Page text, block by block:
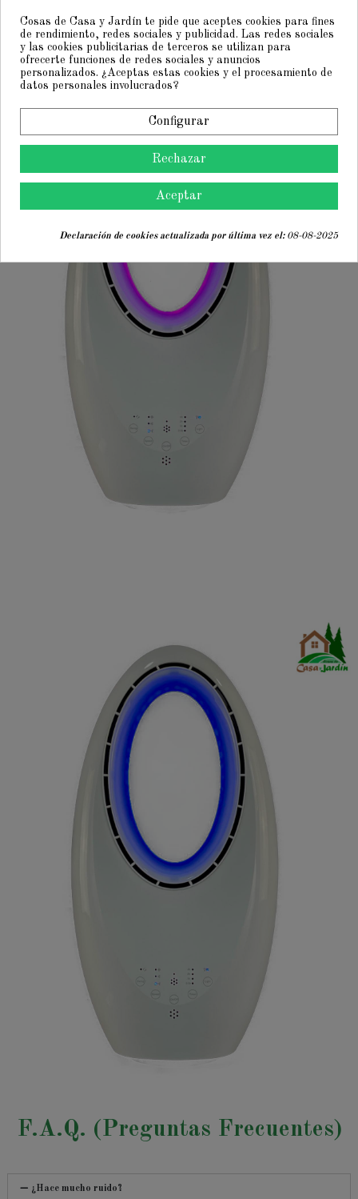
F.A.Q. (Preguntas Frecuentes)
¿Hace mucho ruido?
Cosas de Casa y Jardín te pide que aceptes cookies para fines
de rendimiento, redes sociales y publicidad. Las redes sociales
y las cookies publicitarias de terceros se utilizan para
ofrecerte funciones de redes sociales y anuncios
personalizados. ¿Aceptas estas cookies y el procesamiento de
datos personales involucrados?
Configurar
Rechazar
Aceptar
Declaración de cookies actualizada por última vez el:08-08-2025